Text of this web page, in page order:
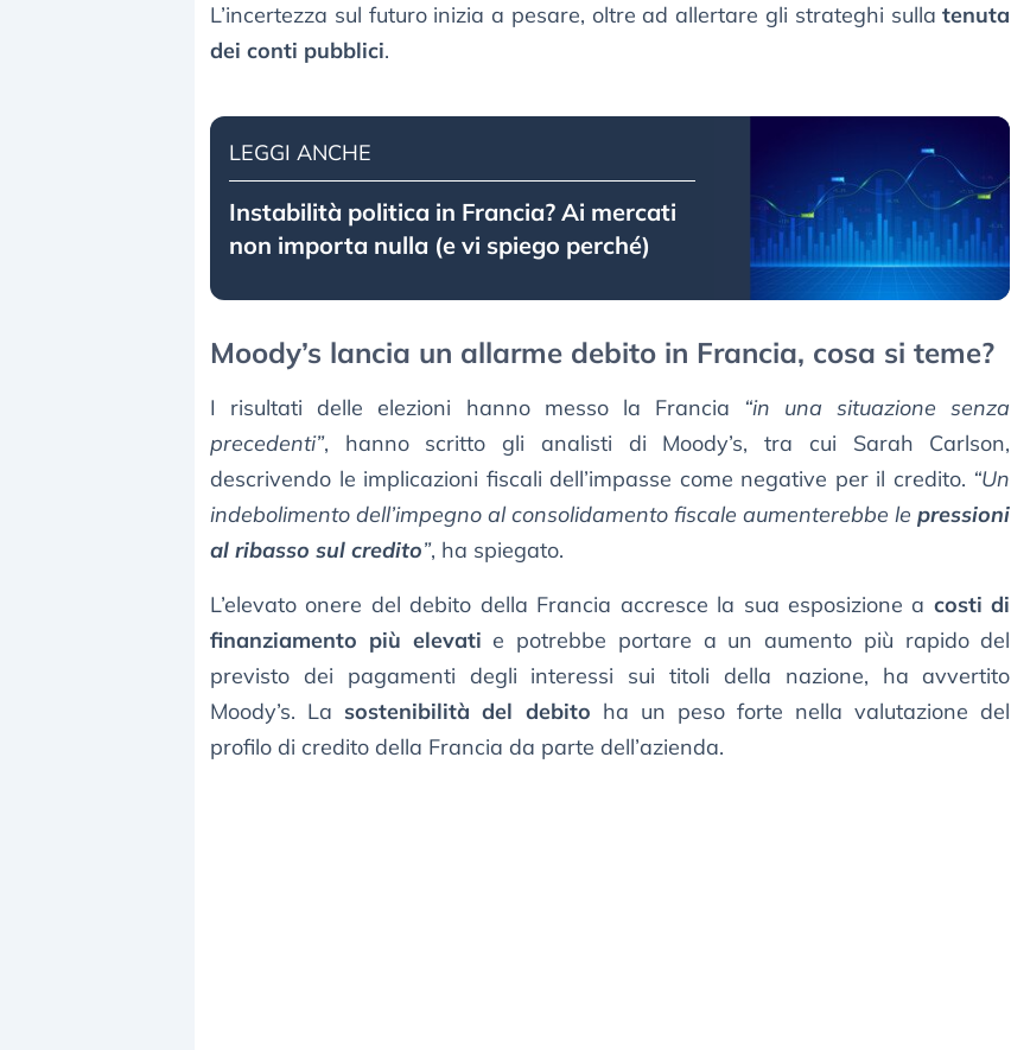
L’incertezza sul futuro inizia a pesare, oltre ad allertare gli strateghi sullatenuta
dei conti pubblici.
LEGGI ANCHE
Instabilità politica in Francia? Ai mercati
non importa nulla (e vi spiego perché)
Moody’s lancia un allarme debito in Francia, cosa si teme?
I risultati delle elezioni hanno messo la Francia “in una situazione senza
precedenti”, hanno scritto gli analisti di Moody’s, tra cui Sarah Carlson,
descrivendo le implicazioni fiscali dell’impasse come negative per il credito. “Un
indebolimento dell’impegno al consolidamento fiscale aumenterebbe lepressioni
al ribasso sul credito”, ha spiegato.
L’elevato onere del debito della Francia accresce la sua esposizione a costi di
finanziamento più elevati e potrebbe portare a un aumento più rapido del
previsto dei pagamenti degli interessi sui titoli della nazione, ha avvertito
Moody’s. La sostenibilità del debito ha un peso forte nella valutazione del
profilo di credito della Francia da parte dell’azienda.